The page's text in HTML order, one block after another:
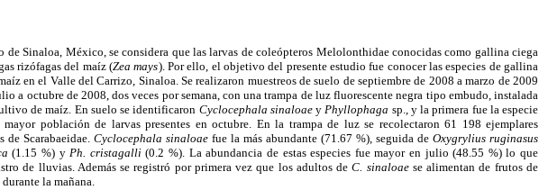
de Sinaloa, México, se considera que las larvas de coleópteros Melolonthidae conocidas como gallina ciega
rizófagas del maíz (Zea mays). Por ello, el objetivo del presente estudio fue conocer las especies de gallina
en el Valle del Carrizo, Sinaloa. Se realizaron muestreos de suelo de septiembre de 2008 a marzo de 2009
a octubre de 2008, dos veces por semana, con una trampa de luz fluorescente negra tipo embudo, instalada
de maíz. En suelo se identificaron Cyclocephala sinaloaeyPhyllophaga sp., y la primera fue la especie
población de larvas presentes en octubre. En la trampa de luz se recolectaron 61 198 ejemplares
de Scarabaeidae. Cyclocephala sinaloae fue la más abundante (71.67 %), seguida de Oxygrylius ruginasus
(1.15 %) yPh. cristagalli(0.2 %). La abundancia de estas especies fue mayor en julio (48.55 %) lo que
de lluvias. Además se registró por primera vez que los adultos deC. sinaloaese alimentan de frutos de
la mañana.